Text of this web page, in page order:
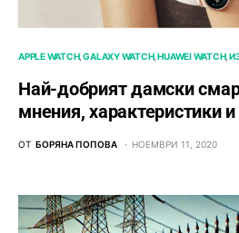
APPLE WATCH GALAXY WATCH HUAWEI WATCH
Най-добрият дамски
мнения, характеристики
ОТ БОРЯНА ПОПОВА НОЕМВРИ 11, 2020